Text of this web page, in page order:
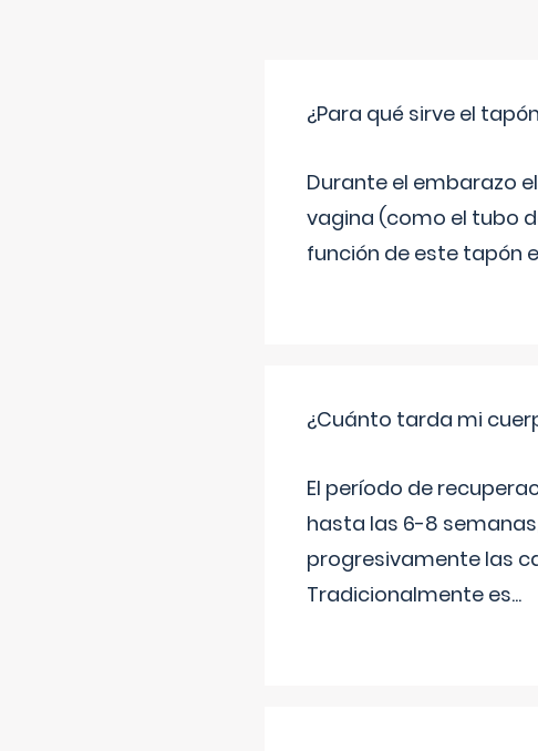
¿Para qué sirve el
Durante el embarazo
vagina (como el tubo
función de este tapón
¿Cuánto tarda mi
El período de
hasta las 6-8
progresivamente las
Tradicionalmente es...